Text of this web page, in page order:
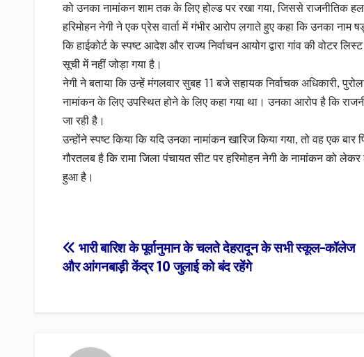
को उनका नामांकन शाम तक के लिए होल्ड पर रखा गया, जिससे राजनीतिक
हरिमोहन नेगी ने एक प्रेस वार्ता में गंभीर आरोप लगाते हुए कहा कि उनका नाम
कि हाईकोर्ट के स्पष्ट आदेश और राज्य निर्वाचन आयोग द्वारा गांव की वोटर
सूची में नहीं जोड़ा गया है।
नेगी ने बताया कि उन्हें मंगलवार सुबह 11 बजे सहायक निर्वाचक अधिकारी,
नामांकन के लिए उपस्थित होने के लिए कहा गया था। उनका आरोप है कि
जा रही है।
उन्होंने स्पष्ट किया कि यदि उनका नामांकन खारिज किया गया, तो वह एक
गौरतलब है कि रामा जिला पंचायत सीट पर हरिमोहन नेगी के नामांकन को
हुआ है।
Post
navigation
भारी बारिश के पूर्वानुमान के चलते देहरादून के सभी स्कूल-कॉलेज
और आंगनबाड़ी केंद्र 10 जुलाई को बंद रहेंगे